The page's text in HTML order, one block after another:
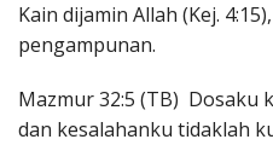
Kain dijamin Allah (Kej.
pengampunan.
Mazmur 32:5 (TB) Dosaku
dan kesalahanku tidaklah